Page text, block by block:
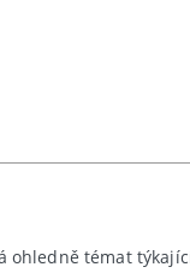
ohledně témat